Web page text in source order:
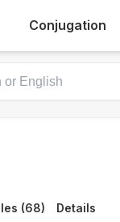
Conjugation
(68) Details